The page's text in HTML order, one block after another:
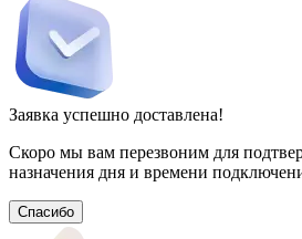
Заявка успешно доставлена!
Скоро мы вам перезвоним для
назначения дня и времени
Спасибо